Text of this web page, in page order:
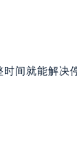
滨市道里区友
间就能解决